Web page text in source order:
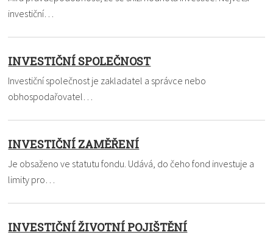
investiční…
INVESTIČNÍ SPOLEČNOST
Investiční společnost je zakladatel a správce nebo
obhospodařovatel…
INVESTIČNÍ ZAMĚŘENÍ
Je obsaženo ve statutu fondu. Udává, do čeho fond investuje a
limity pro…
INVESTIČNÍ ŽIVOTNÍ POJIŠTĚNÍ